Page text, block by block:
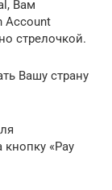
Вам
Account
стрелочкой.
Вашу страну
«Pay